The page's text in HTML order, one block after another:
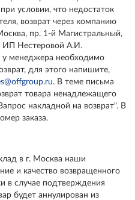
условии, что недостаток
возврат через компанию
пр. 1-й Магистральный,
ИП Нестеровой А.И.
у менеджера необходимо
для этого напишите,
. В теме письма
товара ненадлежащего
накладной на возврат". В
заказа.
в г. Москва наши
и качество возвращенного
в случае подтверждения
будет аннулирован из